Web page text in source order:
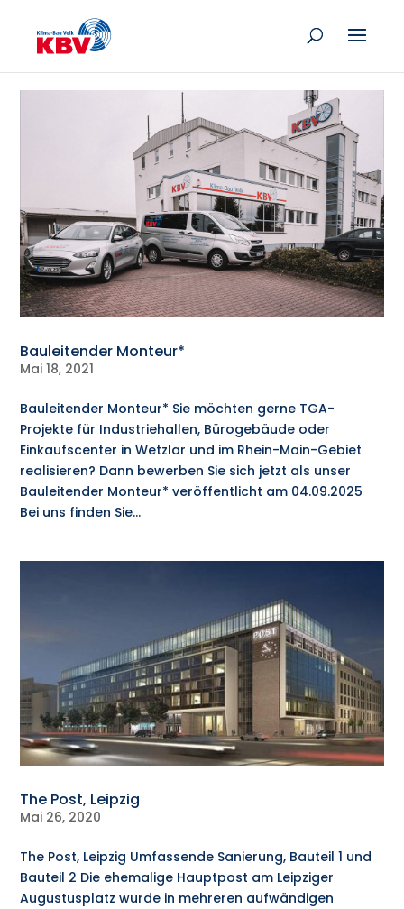
Bauleitender Monteur*
Mai 18, 2021
Bauleitender Monteur* Sie möchten gerne TGA-
Projekte für Industriehallen, Bürogebäude oder
Einkaufscenter in Wetzlar und im Rhein-Main-Gebiet
realisieren? Dann bewerben Sie sich jetzt als unser
Bauleitender Monteur* veröffentlicht am 04.09.2025
Bei uns finden Sie...
The Post, Leipzig
Mai 26, 2020
The Post, Leipzig Umfassende Sanierung, Bauteil 1 und
Bauteil 2 Die ehemalige Hauptpost am Leipziger
Augustusplatz wurde in mehreren aufwändigen